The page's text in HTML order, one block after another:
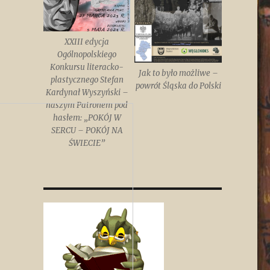
XXIII edycja
Ogólnopolskiego
Konkursu literacko-
plastycznego Stefan
Kardynał Wyszyński –
naszym Patronem pod
hasłem: „POKÓJ W
SERCU – POKÓJ NA
ŚWIECIE”
Jak to było możliwe –
powrót Śląska do Polski